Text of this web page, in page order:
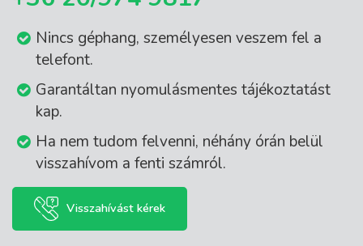
Nincs géphang, személyesen veszem fel a
telefont.
Garantáltan nyomulásmentes tájékoztatást
kap.
Ha nem tudom felvenni, néhány órán belül
visszahívom a fenti számról.
Visszahívást kérek